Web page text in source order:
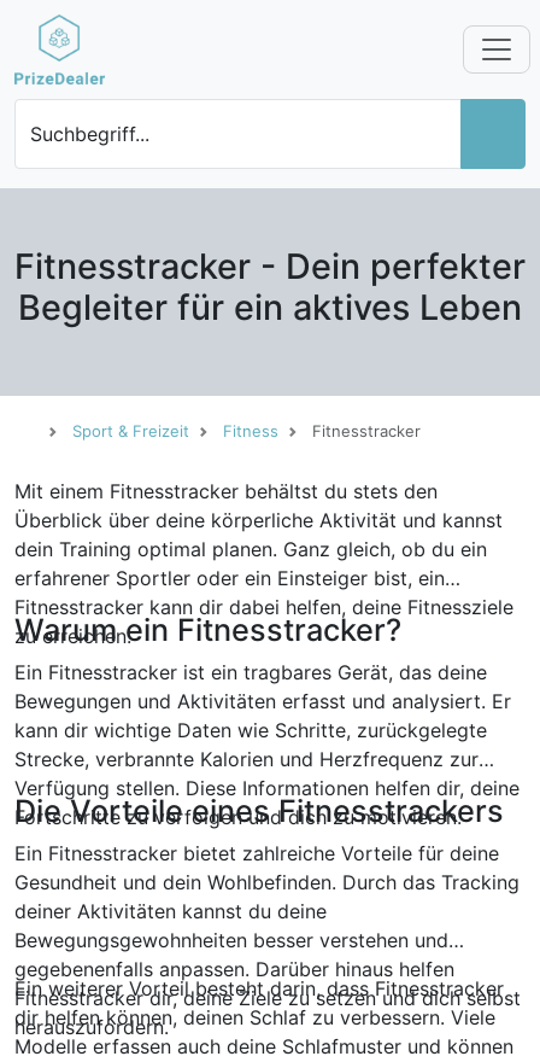
Suchbegriff...
Fitnesstracker - Dein perfekter
Begleiter für ein aktives Leben
Sport & Freizeit Fitness Fitnesstracker
Mit einem Fitnesstracker behältst du stets den
Überblick über deine körperliche Aktivität und kannst
dein Training optimal planen. Ganz gleich, ob du ein
erfahrener Sportler oder ein Einsteiger bist, ein
Fitnesstracker kann dir dabei helfen, deine Fitnessziele
zu erreichen.
Warum ein Fitnesstracker?
Ein Fitnesstracker ist ein tragbares Gerät, das deine
Bewegungen und Aktivitäten erfasst und analysiert. Er
kann dir wichtige Daten wie Schritte, zurückgelegte
Strecke, verbrannte Kalorien und Herzfrequenz zur
Verfügung stellen. Diese Informationen helfen dir, deine
Fortschritte zu verfolgen und dich zu motivieren.
Die Vorteile eines Fitnesstrackers
Ein Fitnesstracker bietet zahlreiche Vorteile für deine
Gesundheit und dein Wohlbefinden. Durch das Tracking
deiner Aktivitäten kannst du deine
Bewegungsgewohnheiten besser verstehen und
gegebenenfalls anpassen. Darüber hinaus helfen
Fitnesstracker dir, deine Ziele zu setzen und dich selbst
herauszufordern.
Ein weiterer Vorteil besteht darin, dass Fitnesstracker
dir helfen können, deinen Schlaf zu verbessern. Viele
Modelle erfassen auch deine Schlafmuster und können